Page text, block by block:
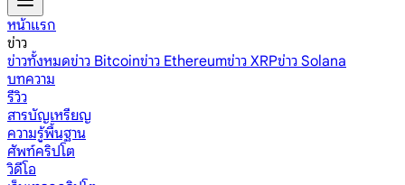
หน้าแรก
ข่าว
ข่าวทั้งหมดข่าว Bitcoinข่าว Ethereumข่าว XRPข่าว Solana
บทความ
รีวิว
สารบัญเหรียญ
ความรู้พื้นฐาน
ศัพท์คริปโต
วิดีโอ